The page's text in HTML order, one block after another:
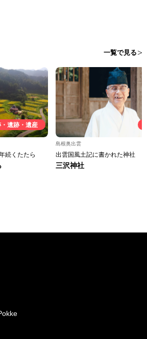
一覧で見る
・遺跡・遺産
続くたたら
島根奥出雲
出雲国風土記に書かれた神社
三沢神社